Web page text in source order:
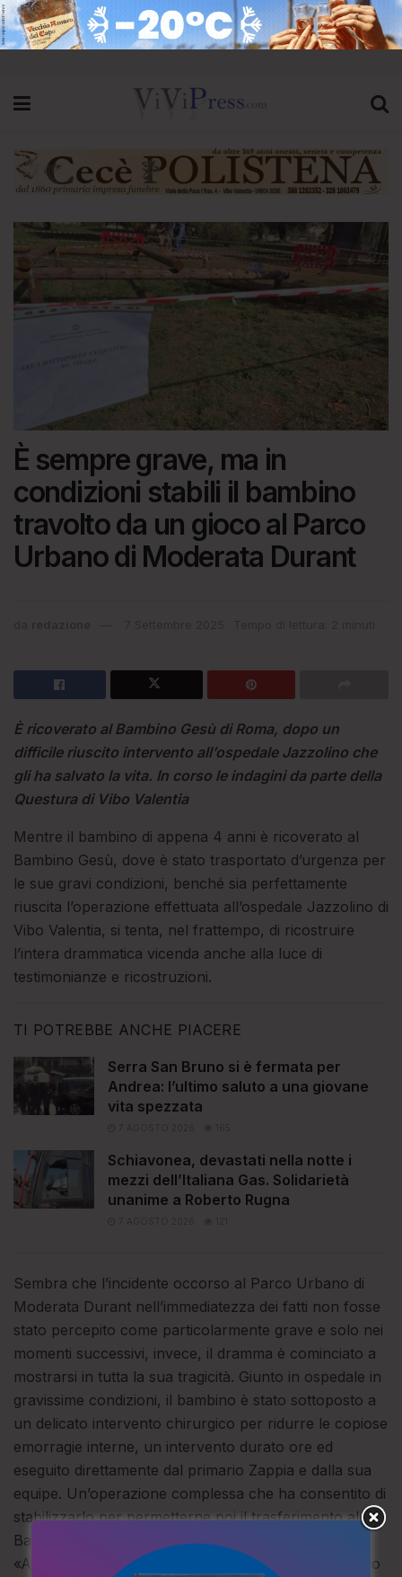
È sempre grave, ma in
condizioni stabili il bambino
travolto da un gioco al Parco
Urbano di Moderata Durant
È ricoverato al Bambino Gesù di Roma, dopo un
difficile riuscito intervento all’ospedale Jazzolino che
gli ha salvato la vita. In corso le indagini da parte della
Questura di Vibo Valentia
Mentre il bambino di appena 4 anni è ricoverato al
Bambino Gesù, dove è stato trasportato d’urgenza per
le sue gravi condizioni, benché sia perfettamente
riuscita l’operazione effettuata all’ospedale Jazzolino di
Vibo Valentia, si tenta, nel frattempo, di ricostruire
l’intera drammatica vicenda anche alla luce di
testimonianze e ricostruzioni.
TI POTREBBE ANCHE PIACERE
Serra San Bruno si è fermata per
Andrea: l’ultimo saluto a una giovane
vita spezzata
Schiavonea, devastati nella notte i
mezzi dell’Italiana Gas. Solidarietà
unanime a Roberto Rugna
Sembra che l’incidente occorso al Parco Urbano di
Moderata Durant nell’immediatezza dei fatti non fosse
stato percepito come particolarmente grave e solo nei
momenti successivi, invece, il dramma è cominciato a
mostrarsi in tutta la sua tragicità. Giunto in ospedale in
gravissime condizioni, il bambino è stato sottoposto a
un delicato intervento chirurgico per ridurre le copiose
emorragie interne, un intervento durato ore ed
eseguito direttamente dal primario Zappia e dalla sua
equipe. Un’operazione complessa che ha consentito di
stabilizzarlo per permetterne poi il trasferimento al
Bambino Gesù di Roma grazie a un volo di Stato:
«All’ospedale di Vibo Valentia hanno fatto un miracolo